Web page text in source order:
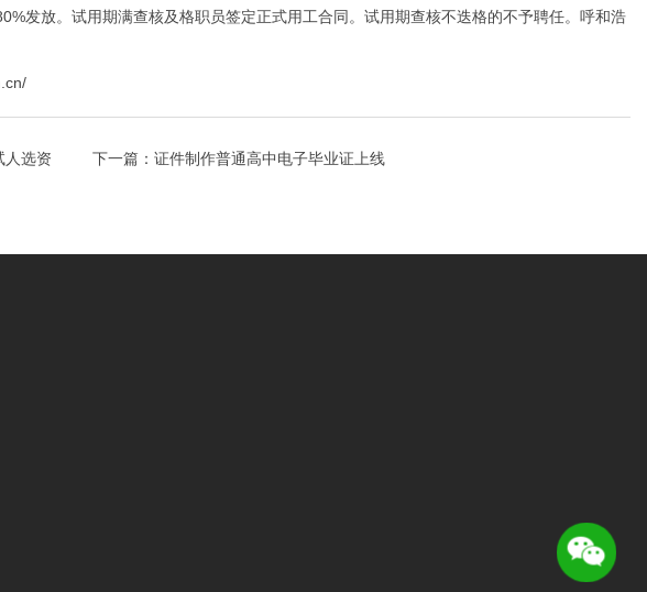
放。试用期满查核及格职员签定正式用工合同。试用期查核不迭格的不予聘任。呼和浩
人选资 下一篇： 证件制作普通高中电子毕业证上线